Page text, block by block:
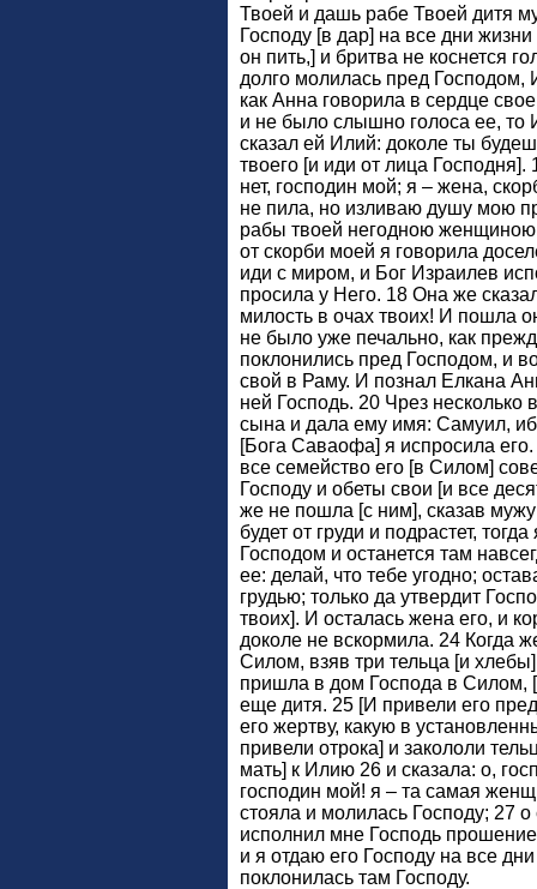
Твоей и дашь рабе Твоей дитя
Господу [в дар] на все дни
он пить,] и бритва не коснется
долго молилась пред Господом,
как Анна говорила в сердце
и не было слышно голоса ее, то
сказал ей Илий: доколе ты
твоего [и иди от лица
нет, господин мой; я – жена,
не пила, но изливаю душу мою
рабы твоей негодною
от скорби моей я говорила
иди с миром, и Бог Израилев
просила у Него. 18 Она же
милость в очах твоих! И пошла
не было уже печально, как
поклонились пред Господом, и
свой в Раму. И познал Елкана
ней Господь. 20 Чрез
сына и дала ему имя: Самуил,
[Бога Саваофа] я испросила
все семейство его [в Силом]
Господу и обеты свои [и все
же не пошла [с ним], сказав
будет от груди и подрастет,
Господом и останется там
ее: делай, что тебе угодно;
грудью; только да утвердит
твоих]. И осталась жена его, и
доколе не вскормила. 24 Когда
Силом, взяв три тельца [и
пришла в дом Господа в Силом,
еще дитя. 25 [И привели его
его жертву, какую в
привели отрока] и закололи
мать] к Илию 26 и сказала: о,
господин мой! я – та самая
стояла и молилась Господу; 27
исполнил мне Господь
и я отдаю его Господу на все
поклонилась там Господу.